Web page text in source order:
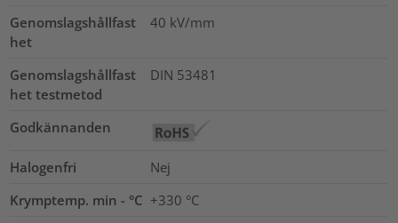
Genomslagshållfast
het
40 kV/mm
Genomslagshållfast
het testmetod
DIN 53481
Godkännanden
Halogenfri
Nej
Krymptemp. min - °C +330 °C